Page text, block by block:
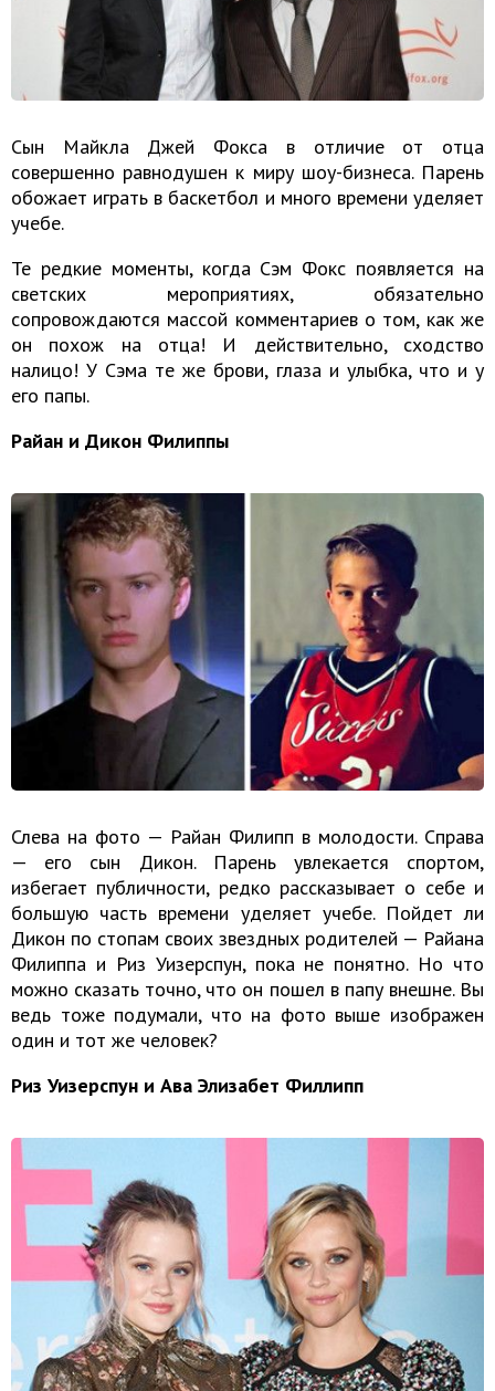
Сын Майкла Джей Фокса в отличие от отца
совершенно равнодушен к миру шоу-бизнеса. Парень
обожает играть в баскетбол и много времени уделяет
учебе.
Те редкие моменты, когда Сэм Фокс появляется на
светских мероприятиях, обязательно
сопровождаются массой комментариев о том, как же
он похож на отца! И действительно, сходство
налицо! У Сэма те же брови, глаза и улыбка, что и у
его папы.
Райан и Дикон Филиппы
Слева на фото — Райан Филипп в молодости. Справа
— его сын Дикон. Парень увлекается спортом,
избегает публичности, редко рассказывает о себе и
большую часть времени уделяет учебе. Пойдет ли
Дикон по стопам своих звездных родителей — Райана
Филиппа и Риз Уизерспун, пока не понятно. Но что
можно сказать точно, что он пошел в папу внешне. Вы
ведь тоже подумали, что на фото выше изображен
один и тот же человек?
Риз Уизерспун и Ава Элизабет Филлипп